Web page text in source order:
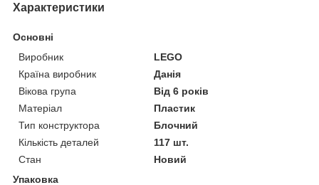
Характеристики
Основні
Виробник
LEGO
Країна виробник
Данія
Вікова група
Від 6 років
Матеріал
Пластик
Тип конструктора
Блочний
Кількість деталей
117 шт.
Стан
Новий
Упаковка